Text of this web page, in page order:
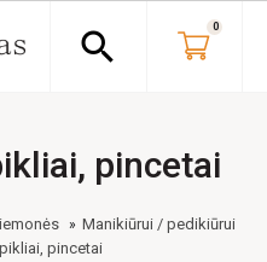
search 0
pincetai
Manikiūrui / pedikiūrui
pincetai